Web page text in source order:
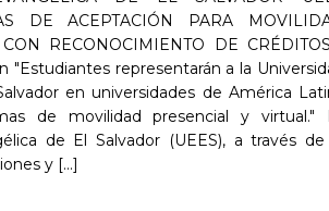
DE ACEPTACIÓN PARA
RECONOCIMIENTO DE
"Estudiantes representarán a la
en universidades de América
de movilidad presencial y virtual."
de El Salvador (UEES), a través
y [...]